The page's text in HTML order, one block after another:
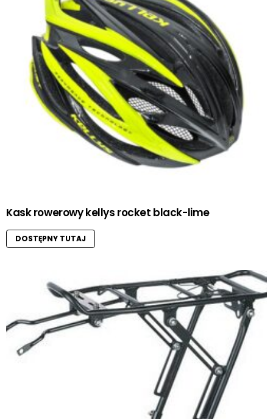
Kask rowerowy kellys rocket black-lime
DOSTĘPNY TUTAJ